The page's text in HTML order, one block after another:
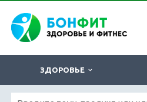
ЗДОРОВЬЕ